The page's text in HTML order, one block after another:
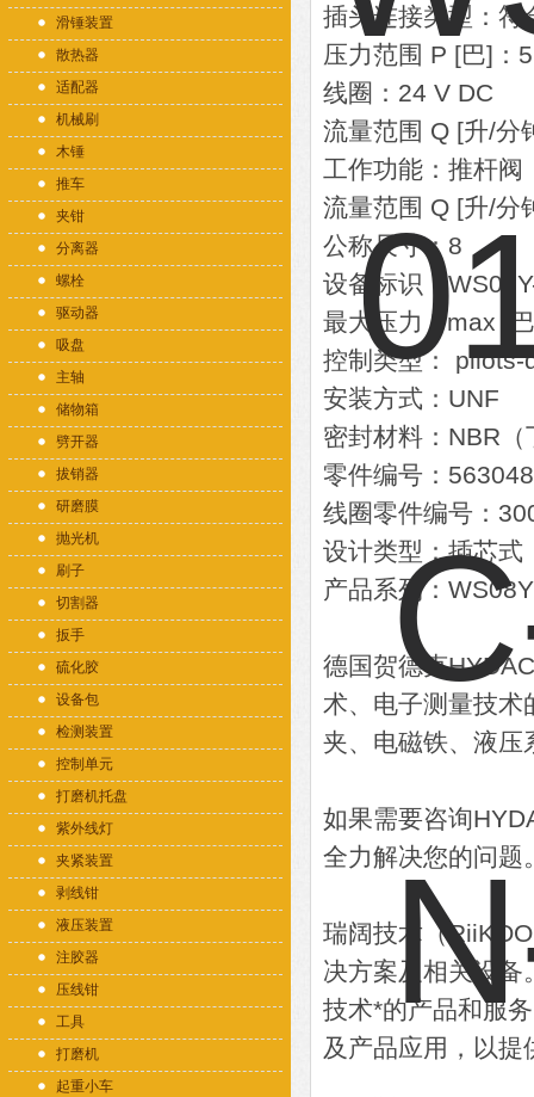
滑锤装置
散热器
适配器
机械刷
木锤
推车
夹钳
分离器
螺栓
驱动器
吸盘
主轴
储物箱
劈开器
拔销器
研磨膜
抛光机
刷子
切割器
扳手
硫化胶
设备包
检测装置
控制单元
打磨机托盘
紫外线灯
夹紧装置
剥线钳
液压装置
注胶器
压线钳
工具
打磨机
起重小车
插头连接类型：
压力范围 P [巴]：
线圈：24 V DC
流量范围 Q [升/分
工作功能：推杆阀
流量范围 Q [升/分
公称尺寸：8
设备标识：
最大压力 Pmax [
控制类型： pilots-
安装方式：UNF
密封材料：NBR（
零件编号：563048
线圈零件编号：
设计类型：插芯式
产品系列：WS08Y
德国贺德克
术、电子测量技术
夹、电磁铁、液压
如果需要咨询
全力解决您的问题
瑞阔技术（
决方案及相关设备
技术*的产品和服
及产品应用，以提